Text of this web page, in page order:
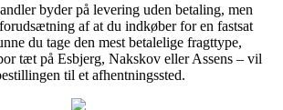
byder på levering uden betaling, men
af at du indkøber for en fastsat
du tage den mest betalelige fragttype,
tæt på Esbjerg, Nakskov eller Assens – vil
til et afhentningssted.